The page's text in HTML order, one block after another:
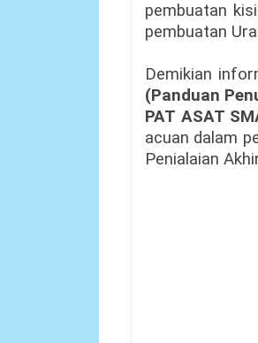
pembuatan
pembuatan
Demikian
(Panduan
PAT ASAT
acuan dalam
Penialaian